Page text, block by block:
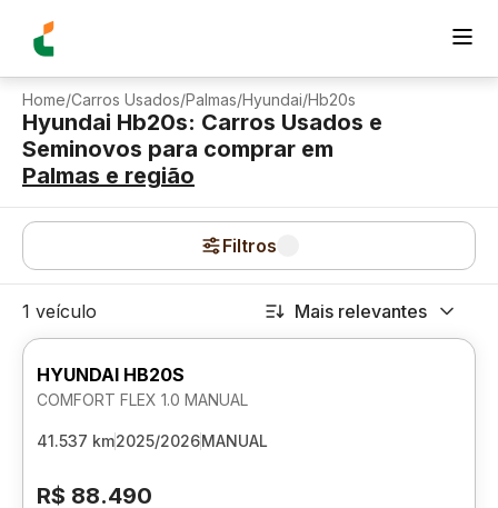
Home/Carros Usados/Palmas/Hyundai/Hb20s
Hyundai Hb20s: Carros Usados e
Seminovos para comprar em
Palmas e região
Filtros
1 veículo Mais relevantes
HYUNDAI HB20S
COMFORT FLEX 1.0 MANUAL
41.537 km2025/2026MANUAL
R$ 88.490